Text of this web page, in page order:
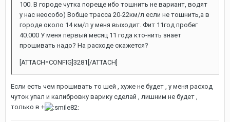
100. В городе чутка пореще ибо тошнить не вариант, водят
у нас неособо) Вобще трасса 20-22км/л если не тошнить,а в
городе около 14 км/л у меня выходит. Фит 11год пробег
40.000 У меня первый месяц 11 года кто-нить знает
прошивать надо? На расходе скажется?
[ATTACH=CONFIG]3281[/ATTACH]
Если есть чем прошивать то шей , хуже не будет , у меня расход
чуток упал и калибровку варику сделай , лишним не будет ,
только в +